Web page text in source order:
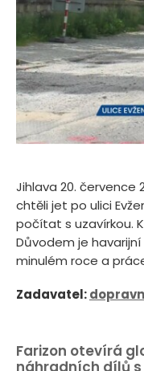
Jihlava 20. července
chtěli jet po ulici
počítat s uzavírkou.
Důvodem je
minulém roce a
Zadavatel:
Farizon otevírá
náhradních dílů